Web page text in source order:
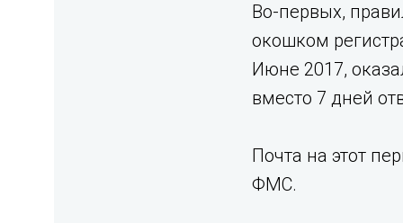
Во-первых,
окошком
Июне 2017,
вместо 7 дней
Почта на этот
ФМС.